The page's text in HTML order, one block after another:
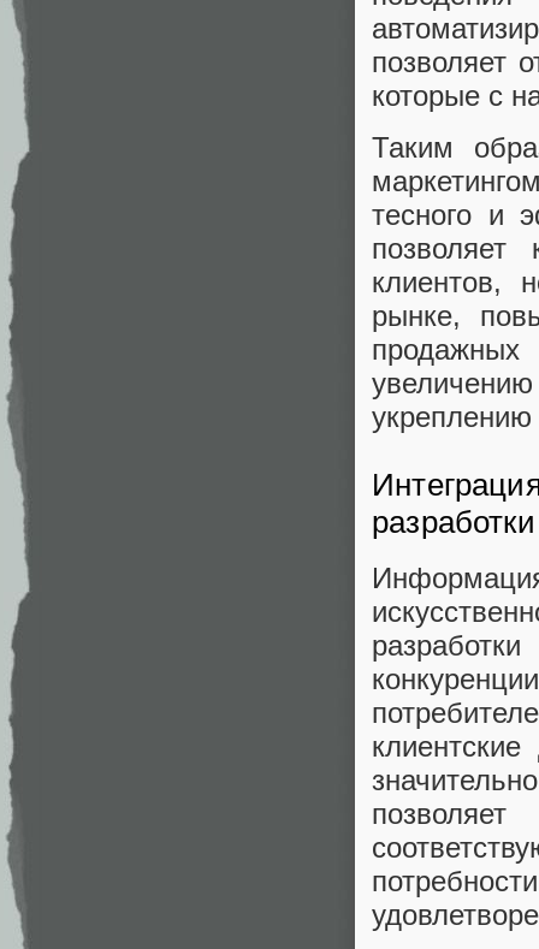
позволяет
которые с
Таким
тесного и
клиентов,
рынке,